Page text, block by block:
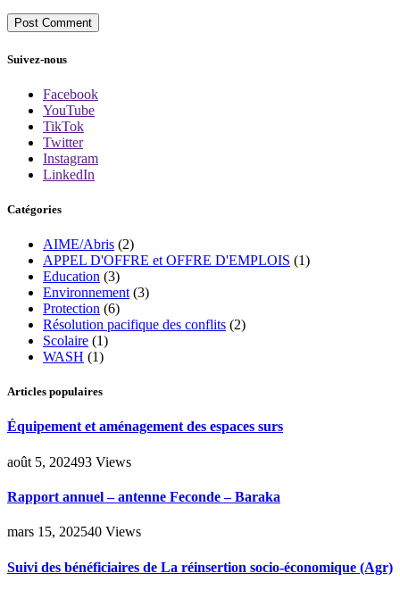
Suivez-nous
Facebook
YouTube
TikTok
Twitter
Instagram
LinkedIn
Catégories
AIME/Abris (2)
APPEL D'OFFRE et OFFRE D'EMPLOIS (1)
Education (3)
Environnement (3)
Protection (6)
Résolution pacifique des conflits (2)
Scolaire (1)
WASH (1)
Articles populaires
Équipement et aménagement des espaces surs
août 5, 202493 Views
Rapport annuel – antenne Feconde – Baraka
mars 15, 202540 Views
Suivi des bénéficiaires de La réinsertion socio-économique (Agr)